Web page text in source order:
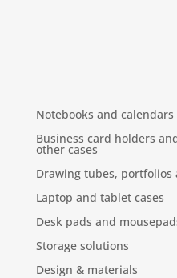
Notebooks and calendars
Business card holders
other cases
Drawing tubes,
Laptop and tablet cases
Desk pads and
Storage solutions
Design & materials